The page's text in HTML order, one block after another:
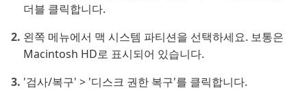
더블 클릭합니다.
왼쪽 메뉴에서 맥 시스템 파티션을 선택하세요. 보통은
Macintosh HD로 표시되어 있습니다.
'검사/복구' > '디스크 권한 복구'를 클릭합니다.